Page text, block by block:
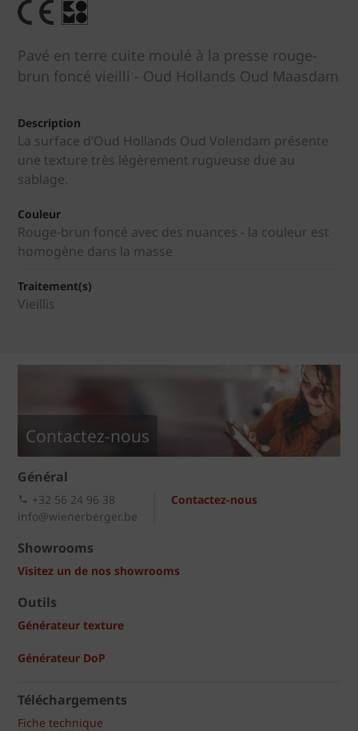
Pavé en terre cuite moulé à la presse rouge-
brun foncé vieilli - Oud Hollands Oud Maasdam
Description
La surface d’Oud Hollands Oud Volendam présente
une texture très légèrement rugueuse due au
sablage.
Couleur
Rouge-brun foncé avec des nuances - la couleur est
homogène dans la masse
Traitement(s)
Vieillis
Contactez-nous
Général
Contactez-nous
+32 56 24 96 38
info@wienerberger.be
Showrooms
Visitez un de nos showrooms
Outils
Générateur texture
Générateur DoP
Téléchargements
Fiche technique